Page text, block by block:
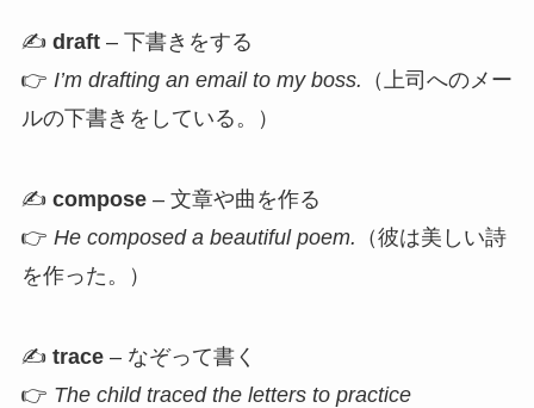
✍️ draft– 下書きをする
👉 I’m drafting an email to my boss. （上司へのメー
ルの下書きをしている。）
✍️ compose– 文章や曲を作る
👉 He composed a beautiful poem. （彼は美しい詩
を作った。）
✍️ trace– なぞって書く
👉 The child traced the letters to practice